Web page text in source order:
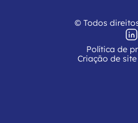
© Todos
Política de
Criação de